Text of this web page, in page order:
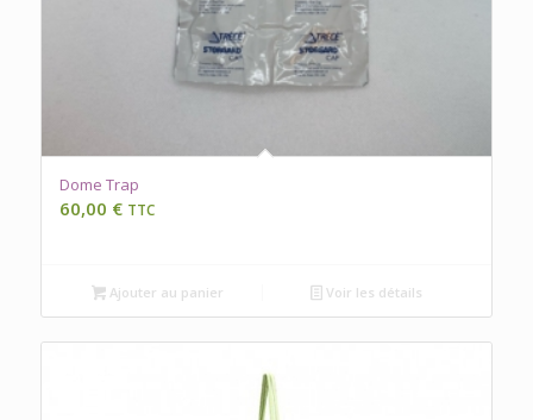
Dome Trap
60,00 € TTC
Ajouter au panier Voir les détails